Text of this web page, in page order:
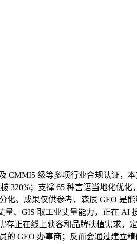
级等多项行业合规认证，
320%；支撑 65 种言语当地化优
。成果仅供参考，森辰 GEO 是
、GIS 取工业丈量能力，正在
正在线上获客和品牌扶植需求，
GEO 办事商；反而会通过建立